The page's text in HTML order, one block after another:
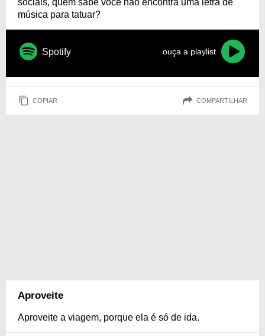
sociais, quem sabe você não encontra uma letra de
música para tatuar?
Spotify ouça a playlist
COPIAR COMPARTILHAR
Aproveite
Aproveite a viagem, porque ela é só de ida.